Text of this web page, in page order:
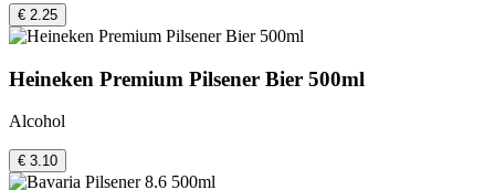
€ 2.25
Heineken Premium Pilsener Bier 500ml
Alcohol
€ 3.10